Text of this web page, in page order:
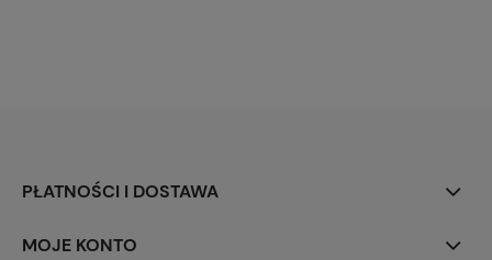
PŁATNOŚCI I DOSTAWA
MOJE KONTO